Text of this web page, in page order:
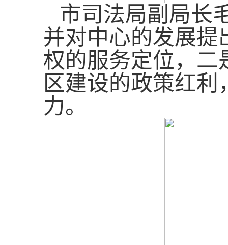
市司法局副局长
并对中心的发展提
权的服务定位，二
区建设的政策红
力。